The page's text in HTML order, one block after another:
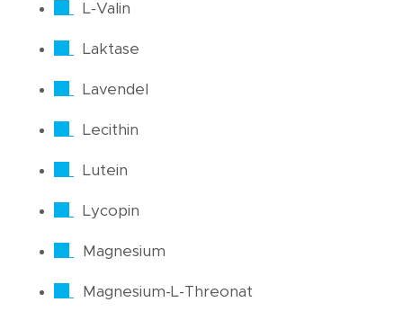
L-Valin
Laktase
Lavendel
Lecithin
Lutein
Lycopin
Magnesium
Magnesium-L-Threonat